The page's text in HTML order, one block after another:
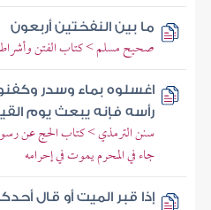
ما بين النفختين أربعون
صحيح مسلم > كتاب الفتن وأشراط
اغسلوه بماء وسدر
رأسه فإنه يبعث يوم
سنن الترمذي > كتاب الحج عن
جاء في المحرم يموت في إحرامه
إذا قبر الميت أو قال